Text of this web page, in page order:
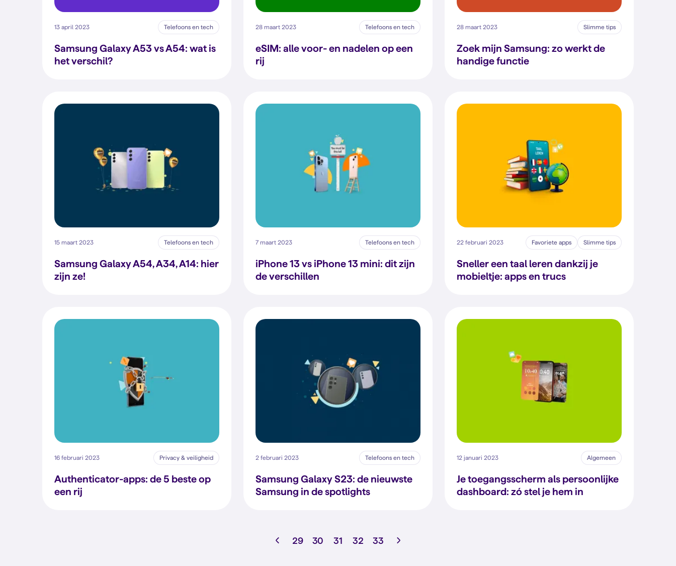
13 april 2023 Telefoons en tech
Samsung Galaxy A53 vs A54: wat is
het verschil?
28 maart 2023 Telefoons en tech
eSIM: alle voor- en nadelen op een
rij
28 maart 2023 Slimme tips
Zoek mijn Samsung: zo werkt de
handige functie
15 maart 2023 Telefoons en tech
Samsung Galaxy A54, A34, A14: hier
zijn ze!
7 maart 2023 Telefoons en tech
iPhone 13 vs iPhone 13 mini: dit zijn
de verschillen
22 februari 2023 Favoriete apps Slimme tips
Sneller een taal leren dankzij je
mobieltje: apps en trucs
16 februari 2023 Privacy & veiligheid
Authenticator-apps: de 5 beste op
een rij
2 februari 2023 Telefoons en tech
Samsung Galaxy S23: de nieuwste
Samsung in de spotlights
12 januari 2023 Algemeen
Je toegangsscherm als persoonlijke
dashboard: zó stel je hem in
29 30 31 32 33